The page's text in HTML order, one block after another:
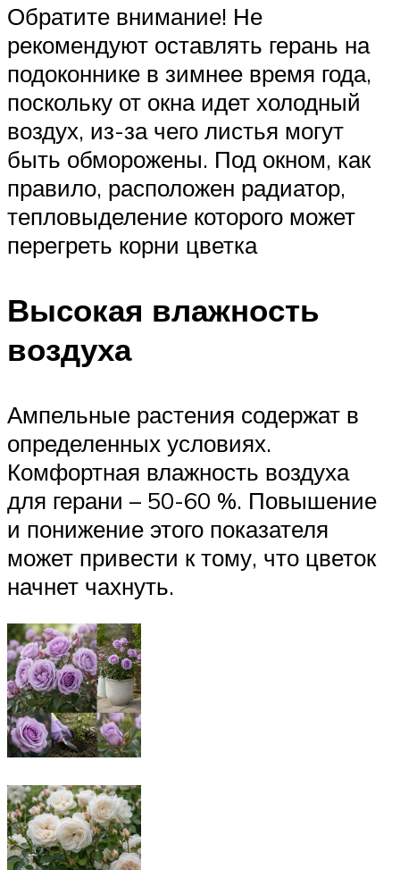
Обратите внимание! Не
рекомендуют оставлять герань на
подоконнике в зимнее время года,
поскольку от окна идет холодный
воздух, из-за чего листья могут
быть обморожены. Под окном, как
правило, расположен радиатор,
тепловыделение которого может
перегреть корни цветка
Высокая влажность
воздуха
Ампельные растения содержат в
определенных условиях.
Комфортная влажность воздуха
для герани – 50-60 %. Повышение
и понижение этого показателя
может привести к тому, что цветок
начнет чахнуть.